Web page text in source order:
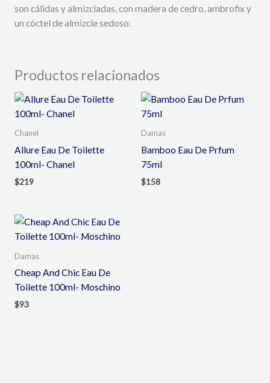
son cálidas y almizcladas, con madera de cedro, ambrofix y
un cóctel de almizcle sedoso.
Productos relacionados
Chanel
Allure Eau De Toilette
100ml- Chanel
$219
Damas
Bamboo Eau De Prfum
75ml
$158
Damas
Cheap And Chic Eau De
Toilette 100ml- Moschino
$93